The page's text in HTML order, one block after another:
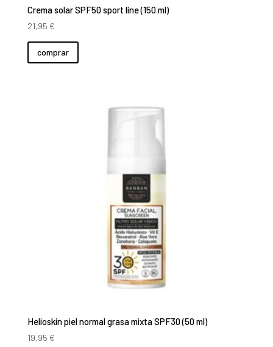
Crema solar SPF50 sport line (150 ml)
21,95 €
comprar
Helioskin piel normal grasa mixta SPF30 (50 ml)
19,95 €